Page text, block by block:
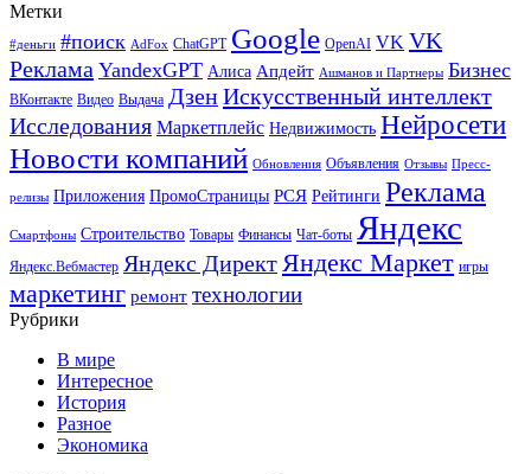
Метки
#деньги #поиск AdFox ChatGPT Google OpenAI VK VK
Реклама YandexGPT Алиса Апдейт Ашманов и Партнеры Бизнес
ВКонтакте Видео Выдача ДзенИскусственный интеллект
Исследования Маркетплейс Недвижимость Нейросети
Новости компаний Обновления Объявления Отзывы Пресс-
релизы Приложения ПромоСтраницы РСЯ Рейтинги Реклама
Смартфоны Строительство Товары Финансы Чат-боты Яндекс
Яндекс.Вебмастер Яндекс ДиректЯндекс Маркет игры
маркетинг ремонт технологии
Рубрики
В мире
Интересное
История
Разное
Экономика